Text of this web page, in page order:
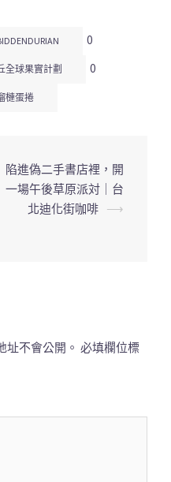
0
全球果實計劃 0
槤蛋捲
陷進偽二手書店裡，開
一場午後草原派対｜台
北迪化街咖啡 ⟶
址不會公開。 必填欄位標